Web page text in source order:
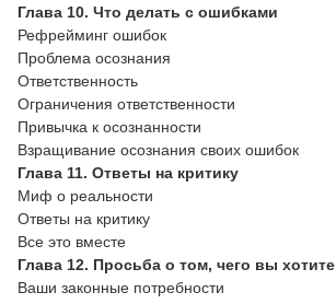
Глава 10. Что делать с ошибками
Рефрейминг ошибок
Проблема осознания
Ответственность
Ограничения ответственности
Привычка к осознанности
Взращивание осознания своих ошибок
Глава 11. Ответы на критику
Миф о реальности
Ответы на критику
Все это вместе
Глава 12. Просьба о том, чего вы хотите
Ваши законные потребности